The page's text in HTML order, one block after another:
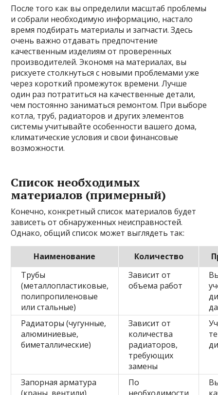
После того как вы определили масштаб проблемы
и собрали необходимую информацию, настало
время подбирать материалы и запчасти. Здесь
очень важно отдавать предпочтение
качественным изделиям от проверенных
производителей. Экономя на материалах, вы
рискуете столкнуться с новыми проблемами уже
через короткий промежуток времени. Лучше
один раз потратиться на качественные детали,
чем постоянно заниматься ремонтом. При выборе
котла, труб, радиаторов и других элементов
системы учитывайте особенности вашего дома,
климатические условия и свои финансовые
возможности.
Список необходимых
материалов (примерный)
Конечно, конкретный список материалов будет
зависеть от обнаруженных неисправностей.
Однако, общий список может выглядеть так:
Наименование Количество
Трубы
(металлопластиковые,
полипропиленовые
или стальные)
Зависит от
объема работ
Радиаторы (чугунные,
алюминиевые,
биметаллические)
Зависит от
количества
радиаторов,
требующих
замены
Запорная арматура
По